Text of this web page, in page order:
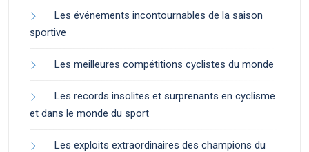
Les événements incontournables de la saison
sportive
Les meilleures compétitions cyclistes du monde
Les records insolites et surprenants en cyclisme
et dans le monde du sport
Les exploits extraordinaires des champions du